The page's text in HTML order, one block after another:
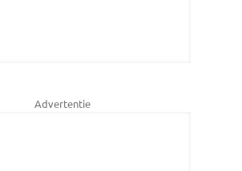
Advertentie